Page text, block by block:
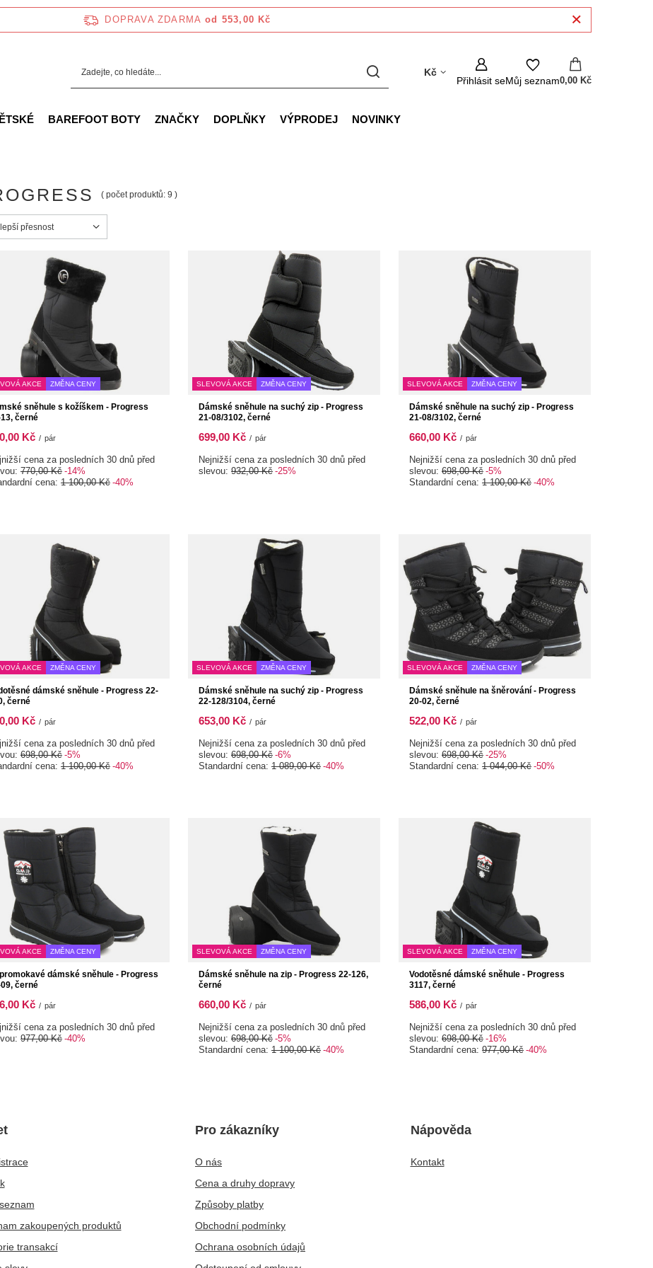
DOPRAVA ZDARMA od 553,00 Kč
Kč
Přihlásit seMůj seznam0,00 Kč
BAREFOOT BOTY ZNAČKY DOPLŇKY VÝPRODEJ NOVINKY
( počet produktů: 9 )
sortowanie
přesnost
AKCE ZMĚNA CENY
sněhule s kožíškem - Progress
černé
Kč / pár
cena za posledních 30 dnů před
770,00 Kč -14%
cena: 1 100,00 Kč -40%
SLEVOVÁ AKCE ZMĚNA CENY
Dámské sněhule na suchý zip - Progress
21-08/3102, černé
699,00 Kč / pár
Nejnižší cena za posledních 30 dnů před
slevou: 932,00 Kč -25%
SLEVOVÁ AKCE ZMĚNA CENY
Dámské sněhule na suchý zip - Progress
21-08/3102, černé
660,00 Kč / pár
Nejnižší cena za posledních 30 dnů před
slevou: 698,00 Kč -5%
Standardní cena: 1 100,00 Kč -40%
AKCE ZMĚNA CENY
dámské sněhule - Progress 22-
černé
Kč / pár
cena za posledních 30 dnů před
698,00 Kč -5%
cena: 1 100,00 Kč -40%
SLEVOVÁ AKCE ZMĚNA CENY
Dámské sněhule na suchý zip - Progress
22-128/3104, černé
653,00 Kč / pár
Nejnižší cena za posledních 30 dnů před
slevou: 698,00 Kč -6%
Standardní cena: 1 089,00 Kč -40%
SLEVOVÁ AKCE ZMĚNA CENY
Dámské sněhule na šněrování - Progress
20-02, černé
522,00 Kč / pár
Nejnižší cena za posledních 30 dnů před
slevou: 698,00 Kč -25%
Standardní cena: 1 044,00 Kč -50%
AKCE ZMĚNA CENY
dámské sněhule - Progress
černé
Kč / pár
cena za posledních 30 dnů před
977,00 Kč -40%
SLEVOVÁ AKCE ZMĚNA CENY
Dámské sněhule na zip - Progress 22-126,
černé
660,00 Kč / pár
Nejnižší cena za posledních 30 dnů před
slevou: 698,00 Kč -5%
Standardní cena: 1 100,00 Kč -40%
SLEVOVÁ AKCE ZMĚNA CENY
Vodotěsné dámské sněhule - Progress
3117, černé
586,00 Kč / pár
Nejnižší cena za posledních 30 dnů před
slevou: 698,00 Kč -16%
Standardní cena: 977,00 Kč -40%
zakoupených produktů
transakcí
Pro zákazníky
O nás
Cena a druhy dopravy
Způsoby platby
Obchodní podmínky
Ochrana osobních údajů
Nápověda
Kontakt